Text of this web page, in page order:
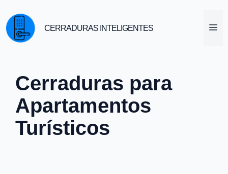
contenido
CERRADURAS INTELIGENTES
Cerraduras para
Apartamentos
Turísticos